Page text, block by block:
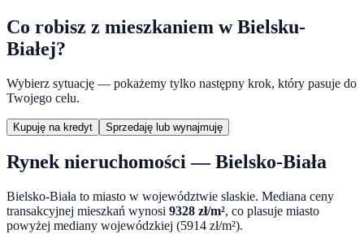
Co robisz z mieszkaniem wBielsku-
Białej?
Wybierz sytuację — pokażemy tylko następny krok, który pasuje do
Twojego celu.
Kupuję na kredyt Sprzedaję lub wynajmuję
Rynek nieruchomości —Bielsko-Biała
Bielsko-Biała to miasto w województwie slaskie. Mediana ceny
transakcyjnej mieszkań wynosi 9328 zł/m², co plasuje miasto
powyżej mediany wojewódzkiej (5914 zł/m²).